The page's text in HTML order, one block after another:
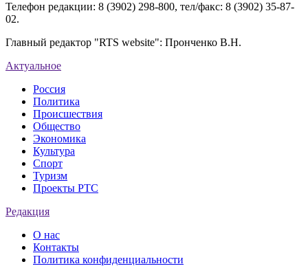
Телефон редакции: 8 (3902) 298-800, тел/факс: 8 (3902) 35-87-
02.
Главный редактор "RTS website": Пронченко В.Н.
Актуальное
Россия
Политика
Происшествия
Общество
Экономика
Культура
Спорт
Туризм
Проекты РТС
Редакция
О нас
Контакты
Политика конфиденциальности